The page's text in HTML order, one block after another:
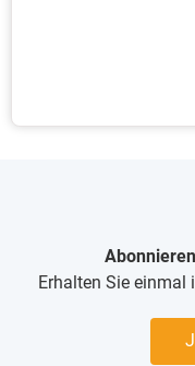
Erhalten Sie einmal